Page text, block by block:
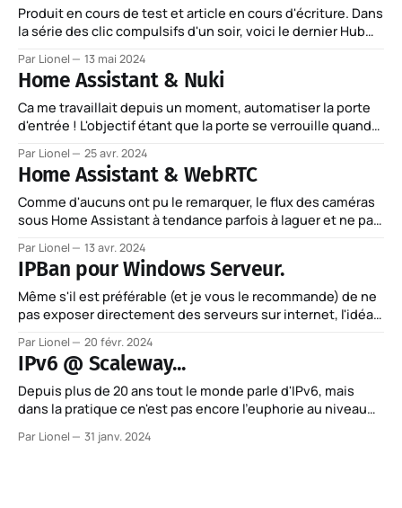
Produit en cours de test et article en cours d'écriture. Dans
la série des clic compulsifs d'un soir, voici le dernier Hub
produits d'un quelconque service de presse qui
Par Lionel 13 mai 2024
Home Assistant & Nuki
Ca me travaillait depuis un moment, automatiser la porte
d'entrée ! L'objectif étant que la porte se verrouille quand
déverrouille quand j'arrive avec le process inverse.
Accessoirement permettre à des tiers d'
Par Lionel 25 avr. 2024
Home Assistant & WebRTC
Comme d'aucuns ont pu le remarquer, le flux des caméras
sous Home Assistant à tendance parfois à laguer et ne pas
qualité des caméras, pourtant j'utilise un système Unifi
Protect très bien intégré à Home
Par Lionel 13 avr. 2024
IPBan pour Windows Serveur.
Même s'il est préférable (et je vous le recommande) de ne
pas exposer directement des serveurs sur internet, l'idéal
choix. Le confinement l'a démontré ou en urgence pas mal
d&
Par Lionel 20 févr. 2024
IPv6 @ Scaleway...
Depuis plus de 20 ans tout le monde parle d'IPv6, mais
dans la pratique ce n'est pas encore l'euphorie au niveau
un peu en avance, Free en tête qui
Par Lionel 31 janv. 2024